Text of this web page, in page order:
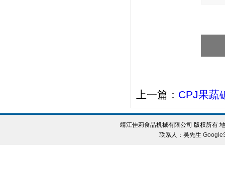
上一篇： CPJ果蔬
靖江佳莉食品机械有限公司 版权所有
联系人：吴先生